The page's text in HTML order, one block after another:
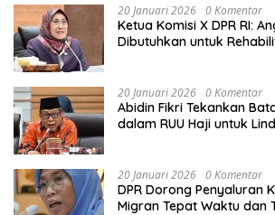
20 Januari 2026 0 Komentar
Ketua Komisi X DPR RI:
Dibutuhkan untuk
20 Januari 2026 0 Komentar
Abidin Fikri Tekankan
dalam RUU Haji untuk
20 Januari 2026 0 Komentar
DPR Dorong Penyaluran
Migran Tepat Waktu dan